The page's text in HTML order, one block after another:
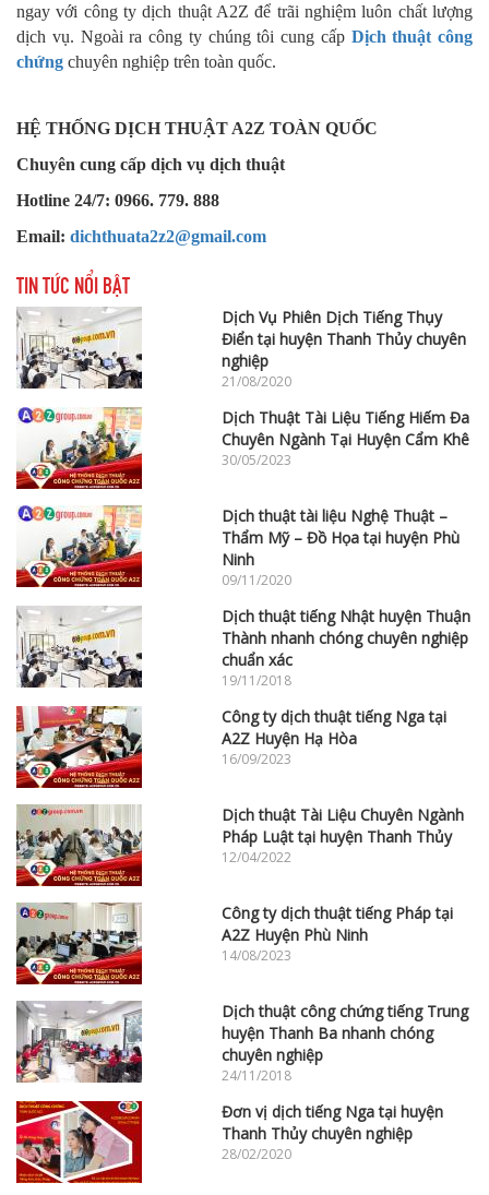
ngay với công ty dịch thuật A2Z để trãi nghiệm luôn chất lượng
dịch vụ. Ngoài ra công ty chúng tôi cung cấp Dịch thuật công
chứng chuyên nghiệp trên toàn quốc.
HỆ THỐNG DỊCH THUẬT A2Z TOÀN QUỐC
Chuyên cung cấp dịch vụ dịch thuật
Hotline 24/7: 0966. 779. 888
Email: dichthuata2z2@gmail.com
TIN TỨC NỔI BẬT
Dịch Vụ Phiên Dịch Tiếng Thụy
Điển tại huyện Thanh Thủy chuyên
nghiệp
21/08/2020
Dịch Thuật Tài Liệu Tiếng Hiếm Đa
Chuyên Ngành Tại Huyện Cẩm Khê
30/05/2023
Dịch thuật tài liệu Nghệ Thuật –
Thẩm Mỹ – Đồ Họa tại huyện Phù
Ninh
09/11/2020
Dịch thuật tiếng Nhật huyện Thuận
Thành nhanh chóng chuyên nghiệp
chuẩn xác
19/11/2018
Công ty dịch thuật tiếng Nga tại
A2Z Huyện Hạ Hòa
16/09/2023
Dịch thuật Tài Liệu Chuyên Ngành
Pháp Luật tại huyện Thanh Thủy
12/04/2022
Công ty dịch thuật tiếng Pháp tại
A2Z Huyện Phù Ninh
14/08/2023
Dịch thuật công chứng tiếng Trung
huyện Thanh Ba nhanh chóng
chuyên nghiệp
24/11/2018
Đơn vị dịch tiếng Nga tại huyện
Thanh Thủy chuyên nghiệp
28/02/2020